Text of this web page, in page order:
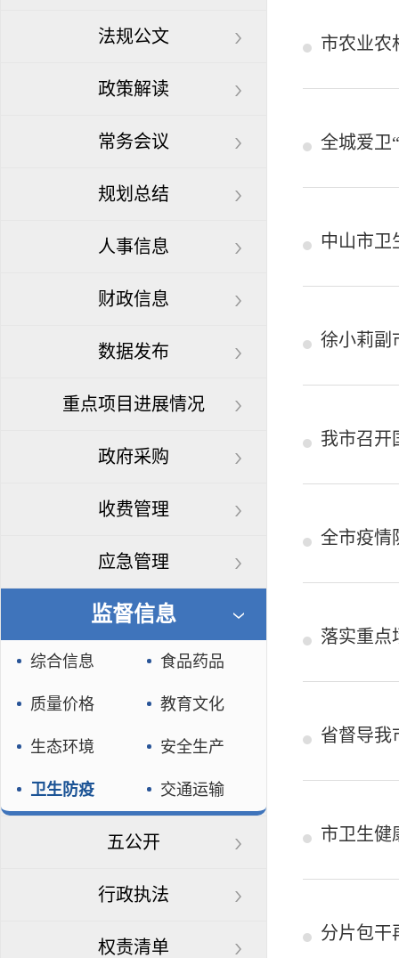
法规公文
政策解读
常务会议
规划总结
人事信息
财政信息
数据发布
重点项目进展情况
政府采购
收费管理
应急管理
监督信息
综合信息 食品药品
质量价格 教育文化
生态环境 安全生产
卫生防疫 交通运输
五公开
行政执法
权责清单
市农业农
全城爱卫
中山市卫
徐小莉副
我市召开
全市疫情
落实重点
省督导我
市卫生健
分片包干